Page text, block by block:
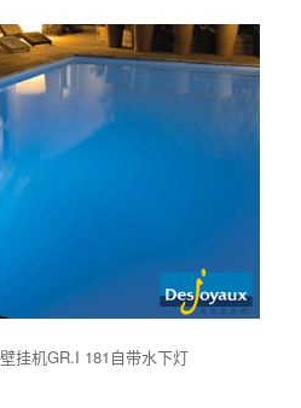
挂机GR.I 181自带水下灯